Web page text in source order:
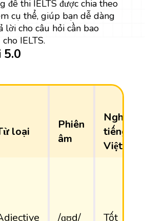
đề thi IELTS được chia theo
cụ thể, giúp bạn dễ dàng
lời cho câu hỏi cần bao
IELTS.
5.0
loại
Phiên
âm
Nghĩa
tiếng
Việt
/ɡʊd/ Tốt